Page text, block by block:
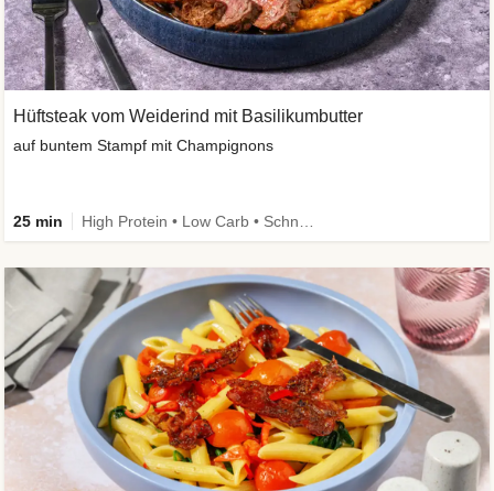
Hüftsteak vom Weiderind mit Basilikumbutter
auf buntem Stampf mit Champignons
25 min